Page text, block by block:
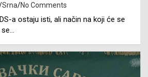
Srna No Comments
a ostaju isti, ali način na koji će se